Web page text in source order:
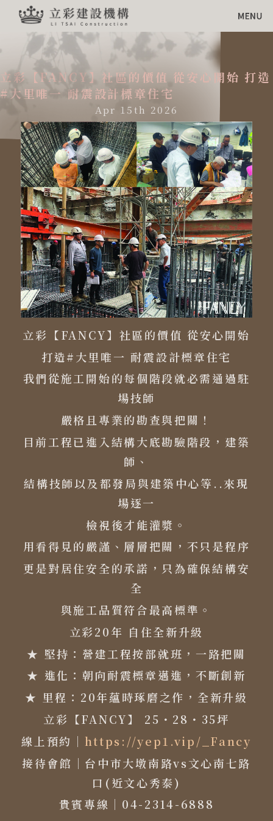
立彩【FANCY】社區的價值 從安心開始 打造
#大里唯一 耐震設計標章住宅
Apr 15th 2026
立彩【FANCY】社區的價值 從安心開始
打造#大里唯一 耐震設計標章住宅
我們從施工開始的每個階段就必需通過駐
場技師
嚴格且專業的勘查與把關！
目前工程已進入結構大底勘驗階段，建築
師、
結構技師以及都發局與建築中心等..來現
場逐一
檢視後才能灌漿。
用看得見的嚴謹、層層把關，不只是程序
更是對居住安全的承諾，只為確保結構安
全
與施工品質符合最高標準。
立彩20年 自住全新升級
★ 堅持：營建工程按部就班，一路把關
★ 進化：朝向耐震標章邁進，不斷創新
★ 里程：20年蘊時琢磨之作，全新升級
立彩【FANCY】 25・28・35坪
線上預約｜ https://yep1.vip/_Fancy
接待會館｜台中市大墩南路vs文心南七路
口(近文心秀泰)
貴賓專線｜04-2314-6888